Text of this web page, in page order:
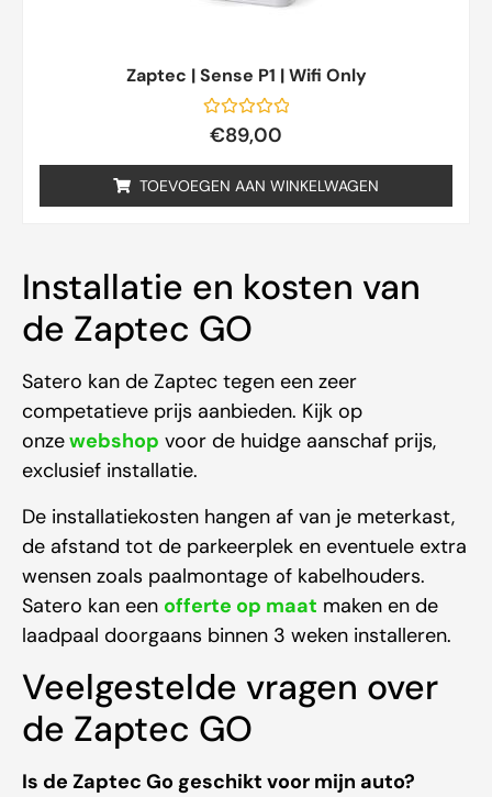
Zaptec | Sense P1 | Wifi Only
Gewaardeerd
€89,00
TOEVOEGEN AAN WINKELWAGEN
Installatie en kosten van
de Zaptec GO
Satero kan de Zaptec tegen een zeer
competatieve prijs aanbieden. Kijk op
onzewebshop voor de huidge aanschaf prijs,
exclusief installatie.
De installatiekosten hangen af van je meterkast,
de afstand tot de parkeerplek en eventuele extra
wensen zoals paalmontage of kabelhouders.
Satero kan een offerte op maat maken en de
laadpaal doorgaans binnen 3 weken installeren.
Veelgestelde vragen over
de Zaptec GO
Is de Zaptec Go geschikt voor mijn auto?